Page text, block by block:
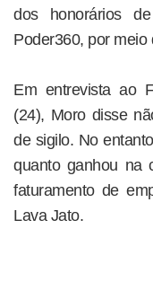
dos honorários
Poder360, por meio
Em entrevista ao
(24), Moro disse
de sigilo. No
quanto ganhou na
faturamento de
Lava Jato.